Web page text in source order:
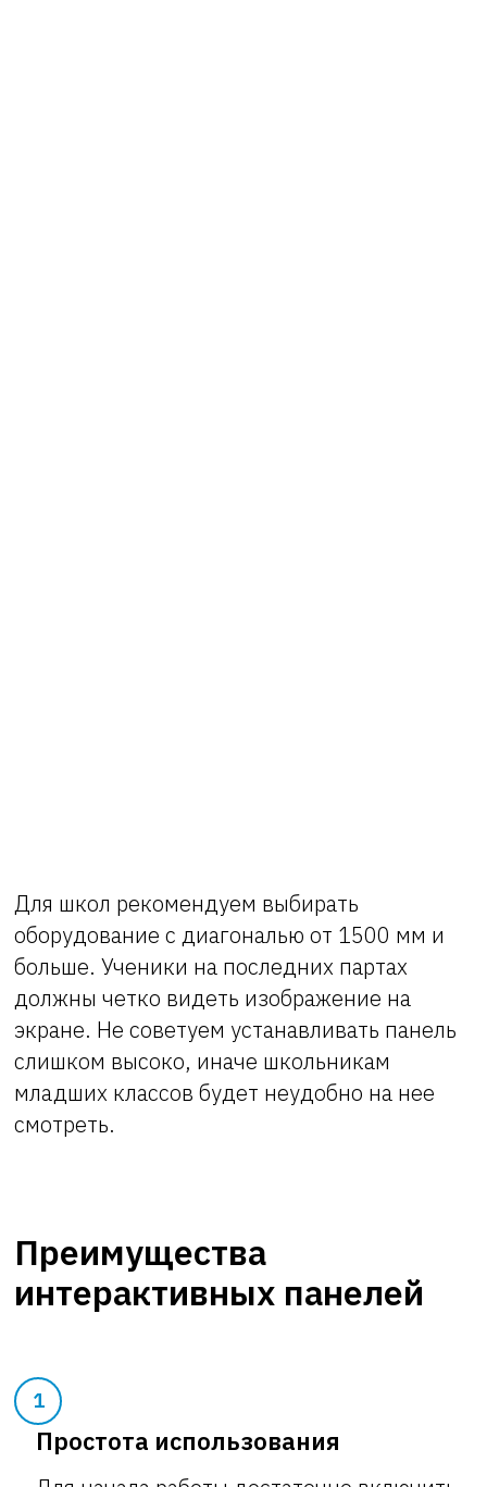
Для школ рекомендуем выбирать
оборудование с диагональю от 1500 мм и
больше. Ученики на последних партах
должны четко видеть изображение на
экране. Не советуем устанавливать панель
слишком высоко, иначе школьникам
младших классов будет неудобно на нее
смотреть.
Преимущества
интерактивных панелей
1
Простота использования